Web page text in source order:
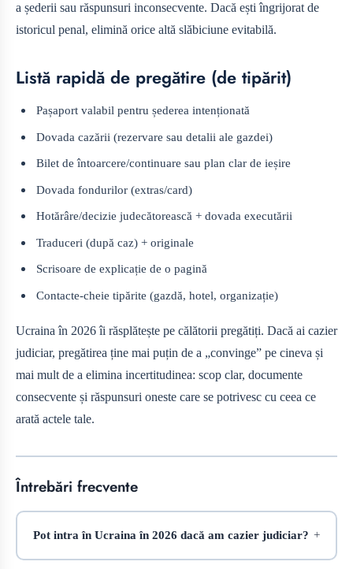
a șederii sau răspunsuri inconsecvente. Dacă ești îngrijorat de
istoricul penal, elimină orice altă slăbiciune evitabilă.
Listă rapidă de pregătire (de tipărit)
Pașaport valabil pentru șederea intenționată
Dovada cazării (rezervare sau detalii ale gazdei)
Bilet de întoarcere/continuare sau plan clar de ieșire
Dovada fondurilor (extras/card)
Hotărâre/decizie judecătorească + dovada executării
Traduceri (după caz) + originale
Scrisoare de explicație de o pagină
Contacte-cheie tipărite (gazdă, hotel, organizație)
Ucraina în 2026 îi răsplătește pe călătorii pregătiți. Dacă ai cazier
judiciar, pregătirea ține mai puțin de a „convinge” pe cineva și
mai mult de a elimina incertitudinea: scop clar, documente
consecvente și răspunsuri oneste care se potrivesc cu ceea ce
arată actele tale.
Întrebări frecvente
Pot intra în Ucraina în 2026 dacă am cazier judiciar?